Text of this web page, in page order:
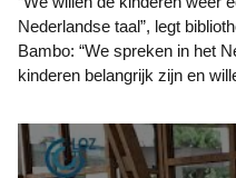
Nederlandse taal”, legt
Bambo: “We spreken in het
kinderen belangrijk zijn en